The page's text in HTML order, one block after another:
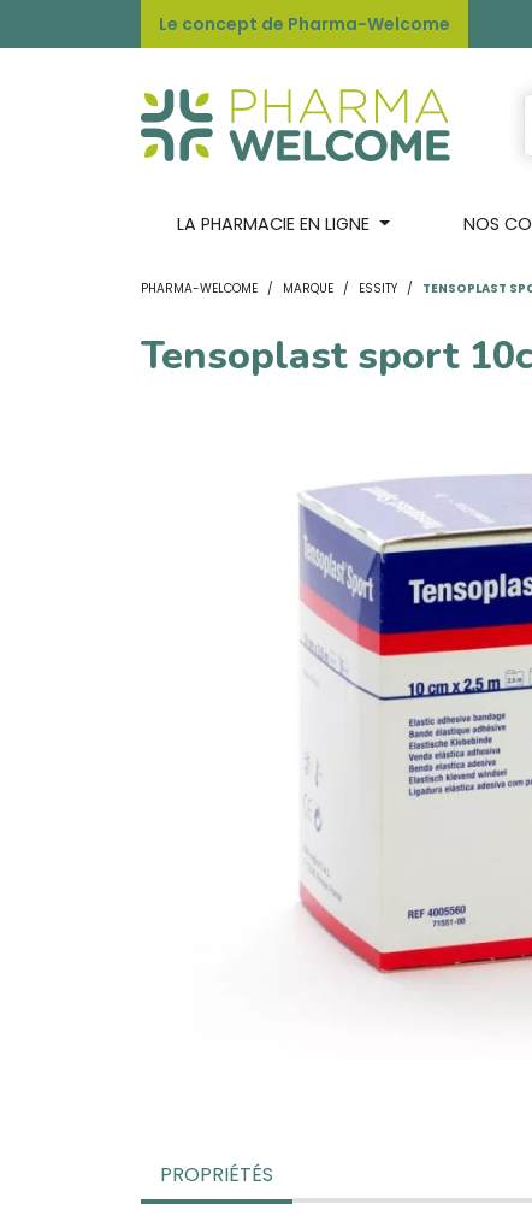
Le concept de Pharma-Welcome
LA PHARMACIE EN LIGNE NOS
PHARMA-WELCOME MARQUE ESSITY TENSOPLAST
Tensoplast sport
PROPRIÉTÉS